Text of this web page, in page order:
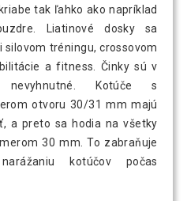
tak ľahko ako napríklad
Liatinové dosky sa
tréningu, crossovom
a fitness. Činky sú v
nevyhnutné. Kotúče s
otvoru 30/31 mm majú
a preto sa hodia na všetky
30 mm. To zabraňuje
kotúčov počas